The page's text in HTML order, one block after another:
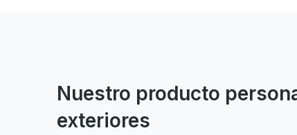
Nuestro producto
exteriores